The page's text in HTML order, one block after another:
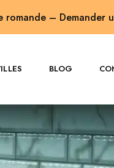
romande – Demander
BLOG